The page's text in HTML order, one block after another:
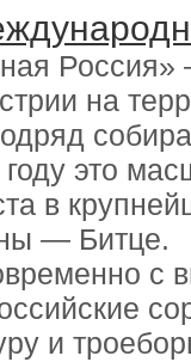
Россия»
на
это
в
— Битце.
с
и